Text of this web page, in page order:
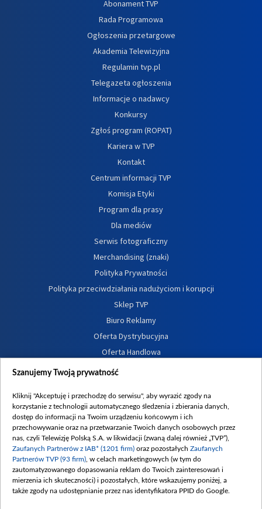
Abonament TVP
Rada Programowa
Ogłoszenia przetargowe
Akademia Telewizyjna
Regulamin tvp.pl
Telegazeta ogłoszenia
Informacje o nadawcy
Konkursy
Zgłoś program (ROPAT)
Kariera w TVP
Kontakt
Centrum informacji TVP
Komisja Etyki
Program dla prasy
Dla mediów
Serwis fotograficzny
Merchandising (znaki)
Polityka Prywatności
Polityka przeciwdziałania nadużyciom i korupcji
Sklep TVP
Biuro Reklamy
Oferta Dystrybucyjna
Oferta Handlowa
Dostępność
Procedura zgłoszeń wewnętrznych
Szanujemy Twoją prywatność
Kliknij "Akceptuję i przechodzę do serwisu", aby wyrazić zgody na
korzystanie z technologii automatycznego śledzenia i zbierania danych,
dostęp do informacji na Twoim urządzeniu końcowym i ich
przechowywanie oraz na przetwarzanie Twoich danych osobowych przez
nas, czyli Telewizję Polską S.A. w likwidacji (zwaną dalej również „TVP”),
Zaufanych Partnerów z IAB* (1201 firm) oraz pozostałych Zaufanych
Partnerów TVP (93 firm) , w celach marketingowych (w tym do
zautomatyzowanego dopasowania reklam do Twoich zainteresowań i
mierzenia ich skuteczności) i pozostałych, które wskazujemy poniżej, a
także zgody na udostępnianie przez nas identyfikatora PPID do Google.